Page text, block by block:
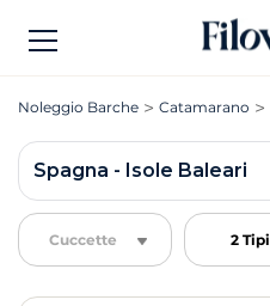
Noleggio Barche Catamarano
Spagna - Isole Baleari
Cuccette 2 Tipi